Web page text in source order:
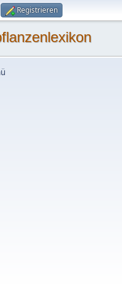
Registrieren